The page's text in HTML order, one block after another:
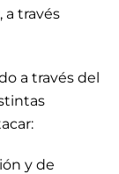
a través
a través del
y de